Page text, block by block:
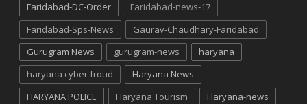
Faridabad-DC-Order
Faridabad-news-17
Faridabad-Sps-News
Gaurav-Chaudhary-Faridabad
Gurugram News
gurugram-news
haryana
haryana cyber froud
Haryana News
HARYANA POLICE
Haryana Tourism
Haryana-news